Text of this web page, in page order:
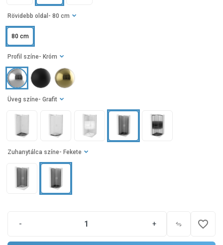
Rövidebb oldal - 80 cm
80 cm
Üveg színe - Grafit
Profil színe - Króm
Zuhanytálca színe - Fekete
- + favorite_border